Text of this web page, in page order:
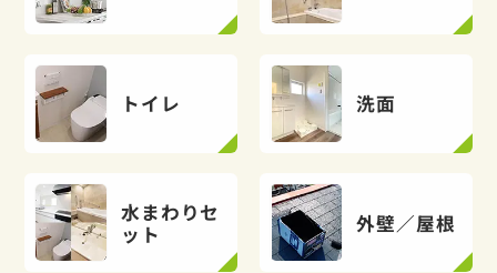
トイレ 洗面
水まわりセ
ット
外壁／屋根